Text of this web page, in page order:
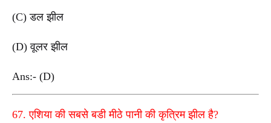
(C) डल झील
(D) वूलर झील
Ans:- (D)
67. एशिया की सबसे बडी मीठे पानी की कृत्रिम झील है?